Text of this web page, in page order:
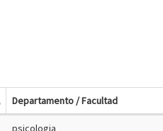
Departamento / Facultad
psicologia